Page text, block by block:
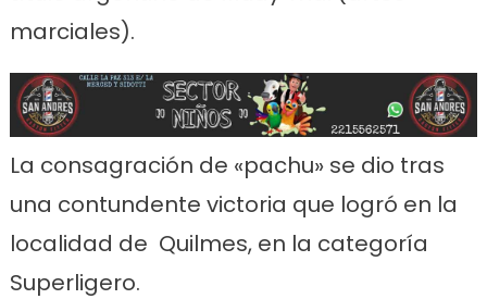
marciales).
La consagración de «pachu» se dio tras
una contundente victoria que logró en la
localidad de Quilmes, en la categoría
Superligero.